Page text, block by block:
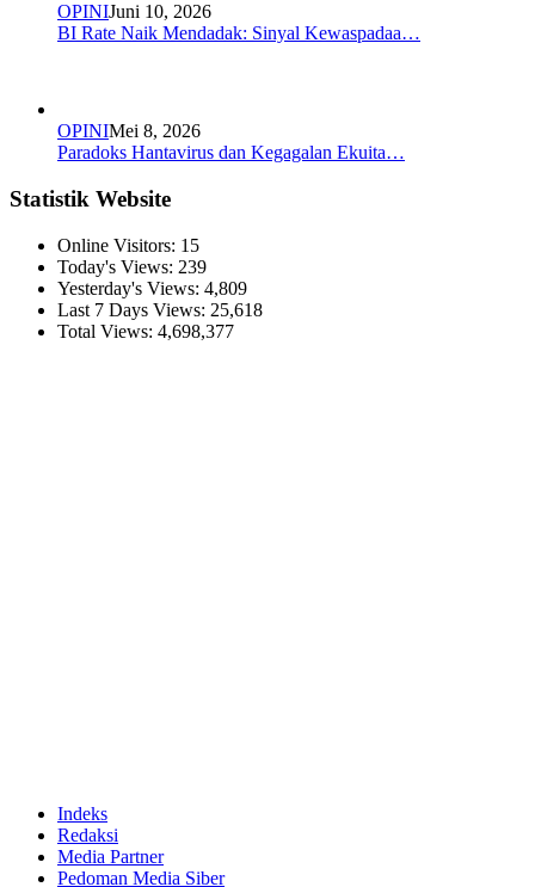
OPINIJuni 10, 2026
BI Rate Naik Mendadak: Sinyal Kewaspadaa…
OPINIMei 8, 2026
Paradoks Hantavirus dan Kegagalan Ekuita…
Statistik Website
Online Visitors: 15
Today's Views: 239
Yesterday's Views: 4,809
Last 7 Days Views: 25,618
Total Views: 4,698,377
Indeks
Redaksi
Media Partner
Pedoman Media Siber